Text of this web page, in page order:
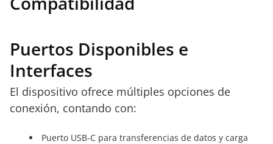
Puertos Disponibles e
Interfaces
El dispositivo ofrece múltiples opciones de
conexión, contando con:
Puerto USB-C para transferencias de datos y carga